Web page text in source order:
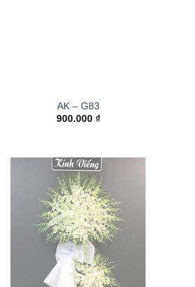
AK – G83
900.000 ₫